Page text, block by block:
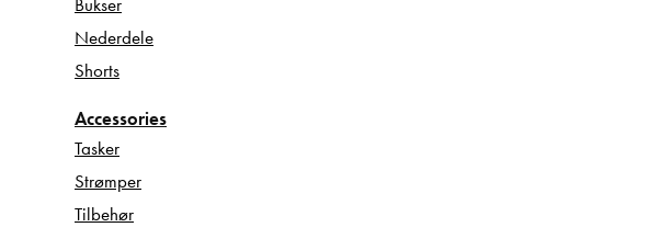
Bukser
Nederdele
Shorts
Accessories
Tasker
Strømper
Tilbehør